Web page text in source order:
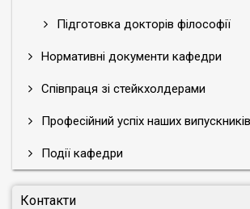
Підготовка докторів філософії
Нормативні документи кафедри
Співпраця зі стейкхолдерами
Професійний успіх наших випускників
Події кафедри
Контакти